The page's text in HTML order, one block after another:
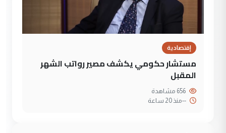
إقتصادية
مستشار حكومي يكشف مصير رواتب الشهر
المقبل
--منذ 20 ساعة